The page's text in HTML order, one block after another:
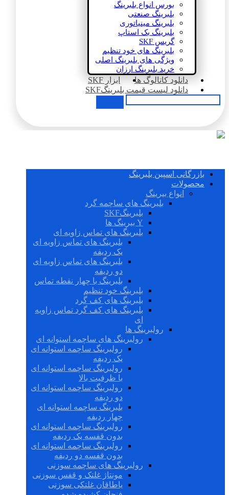
بورس انواع بلبرینگ
بلبرینگ صنعتی
بلبرینگ مینیاتوری
بلبرینگ بک استاپ
گریس SKF
بلبرینگ های خود تنظیم
ویژگی های بلبرینگ اصلی
خرید بلبرینگ ارزان
دانلود کاتالوگ ها
ابزار SKF
دانلود لیست قیمت بلبرینگSKF
بازرگانی اسپین بلبرینگ
محصولات
انواع بیرینگ
بلبرینگ های ساچمه گرد
بلبرینگSKF
Y بیرینگ ها
بلبرینگ های تماس زاویه ای
بلبرینگ های تماس زاویه ای
یک ردیفه
بلبرینگ های تماس زاویه ای
دو ردیفه
بلبرینگ با چهار نقطه تماس
بلبرینگ خود تنظیم
بلبرینگ های کف گرد
بلبرینگ های کف گرد تماس زاویه
ای
رولبرینگ ها
رولبرینگ های ساچمه استوانه ای
رولبرینگ ساچمه استوانه ای
یک ردیفه
رولبرینگ ساچمه استوانه ای
با ظرفیت بالا
رولبرینگ ساچمه استوانه ای
دو ردیفه
بلبرینگ ساچمه استوانه ای
چهار ردیفه
رولبرینگ ساچمه استوانه ای
بدون قفسه یک ردیفه
رولبرینگ ساچمه استوانه ای
بدون قفسه دو ردیفه
رولبرینگ های ساچمه سوزنی
مونتاژ غلتک و قفس سوزنی
یاطاقان غلتکی سوزنی